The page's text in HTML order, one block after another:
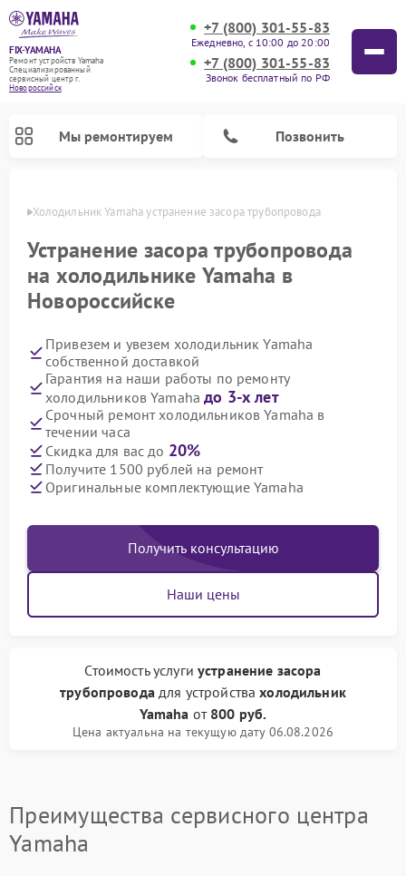
FIX-YAMAHA
Ремонт устройств Yamaha
Специализированный
cервисный центр г.
Новороссийск
+7 (800) 301-55-83
Ежедневно, с 10:00 до 20:00
+7 (800) 301-55-83
Звонок бесплатный по РФ
Мы ремонтируем Позвонить
Холодильник Yamaha устранение засора трубопровода
Устранение засора трубопровода
на холодильнике Yamaha в
Новороссийске
Привезем и увезем холодильник Yamaha
собственной доставкой
Гарантия на наши работы по ремонту
холодильников Yamahaдо 3-х лет
Срочный ремонт холодильников Yamaha в
течении часа
Скидка для вас до 20%
Получите 1500 рублей на ремонт
Оригинальные комплектующие Yamaha
Получить консультацию
Наши цены
Стоимость услуги устранение засора
трубопроводадля устройствахолодильник
Yamaha от 800 руб.
Цена актуальна на текущую дату 06.08.2026
Преимущества сервисного центра
Yamaha